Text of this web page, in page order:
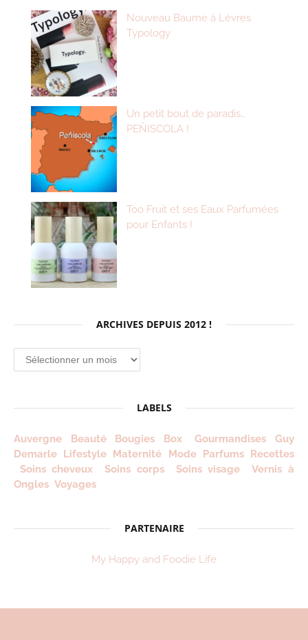
Nouveau Baume à Lèvres
Typology
Un petit bout de paradis…
PEÑISCOLA !
Too Fruit et ses Eaux Parfumées
pour Enfants !
ARCHIVES DEPUIS 2012 !
Archives
depuis
LABELS
Auvergne Beauté Bougies Box Gourmandises
Guy
Demarle Lifestyle Maternité Mode Parfums Recettes
Soins cheveux
Soins corps Soins visage
Vernis à
Ongles Voyages
PARTENAIRE
My Happy and Foodie Life